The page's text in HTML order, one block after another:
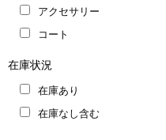
アクセサリー
コート
在庫状況
在庫あり
在庫なし含む